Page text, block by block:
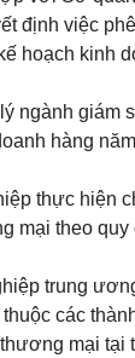
định việc
hoạch kinh
ngành giám
hàng
thực hiện
mại theo quy
trung
các
mại tại